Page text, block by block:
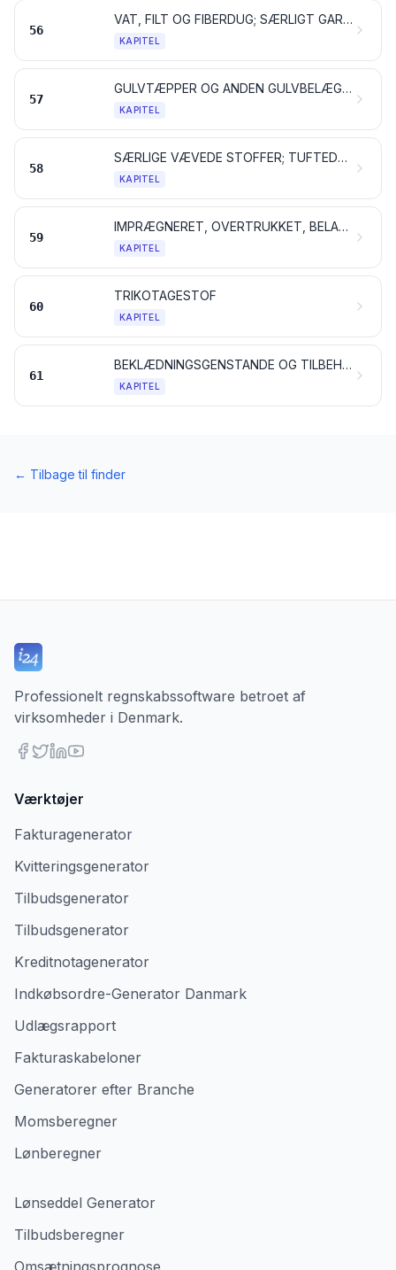
56
VAT, FILT OG FIBERDUG; SÆRLIGT GARN; SEJLGARN, REB OG TOVVÆRK SAMT VARER DERAF
KAPITEL
57
GULVTÆPPER OG ANDEN GULVBELÆGNING AF TEKSTILMATERIALER
KAPITEL
58
SÆRLIGE VÆVEDE STOFFER; TUFTEDE TEKSTILSTOFFER; BLONDER OG KNIPLINGER; TAPISSERIER; POSSEMENTARTIKLER; BRODERIER
KAPITEL
59
IMPRÆGNERET, OVERTRUKKET, BELAGT ELLER LAMINERET TEKSTILSTOF; TEKNISKE VARER AF TEKSTIL
KAPITEL
60
TRIKOTAGESTOF
KAPITEL
61
BEKLÆDNINGSGENSTANDE OG TILBEHØR TIL BEKLÆDNINGSGENSTANDE, AF TRIKOTAGE
KAPITEL
← Tilbage til finder
Professionelt regnskabssoftware betroet af
virksomheder i Denmark.
Værktøjer
Fakturagenerator
Kvitteringsgenerator
Tilbudsgenerator
Tilbudsgenerator
Kreditnotagenerator
Indkøbsordre-Generator Danmark
Udlægsrapport
Fakturaskabeloner
Generatorer efter Branche
Momsberegner
Lønberegner
Lønseddel Generator
Tilbudsberegner
Omsætningsprognose